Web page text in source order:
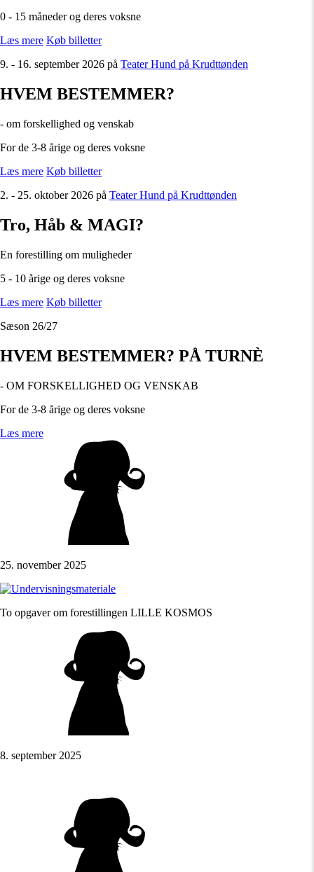
0 - 15 måneder og deres voksne
Læs mere Køb billetter
9. - 16. september 2026 på Teater Hund på Krudttønden
HVEM BESTEMMER?
- om forskellighed og venskab
For de 3-8 årige og deres voksne
Læs mere Køb billetter
2. - 25. oktober 2026 på Teater Hund på Krudttønden
Tro, Håb & MAGI?
En forestilling om muligheder
5 - 10 årige og deres voksne
Læs mere Køb billetter
Sæson 26/27
HVEM BESTEMMER? PÅ TURNÈ
- OM FORSKELLIGHED OG VENSKAB
For de 3-8 årige og deres voksne
Læs mere
25. november 2025
To opgaver om forestillingen LILLE KOSMOS
8. september 2025